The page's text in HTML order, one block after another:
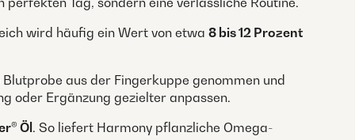
wird häufig ein Wert von etwa 8 bis 12 Prozent
aus der Fingerkuppe genommen und
oder Ergänzung gezielter anpassen.
Öl . So liefert Harmony pflanzliche Omega-